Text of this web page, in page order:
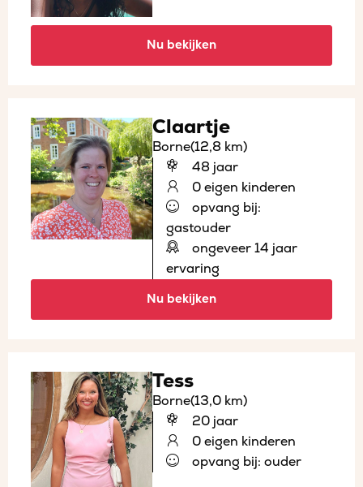
Nu bekijken
Claartje
Borne(12,8 km)
48 jaar
0 eigen kinderen
opvang bij:
gastouder
ongeveer 14 jaar
ervaring
Nu bekijken
Tess
Borne(13,0 km)
20 jaar
0 eigen kinderen
opvang bij: ouder